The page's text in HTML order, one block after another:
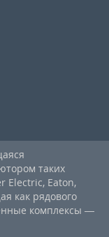
таких
Electric, Eaton,
как рядового
комплексы —